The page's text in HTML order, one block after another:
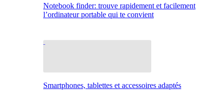
Notebook finder: trouve rapidement et facilement
l’ordinateur portable qui te convient
Smartphones, tablettes et accessoires adaptés